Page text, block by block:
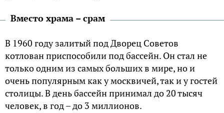
Вместо храма – срам
В 1960 году залитый под Дворец Советов
котлован приспособили под бассейн. Он стал не
только одним из самых больших в мире, но и
очень популярным как у москвичей, так и у гостей
столицы. В день бассейн принимал до 20 тысяч
человек, в год – до 3 миллионов.